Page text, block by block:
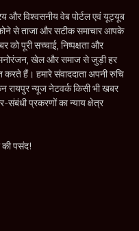
और विश्वसनीय वेब पोर्टल एवं यूट्यूब
से ताजा और सटीक समाचार आपके
को पूरी सच्चाई, निष्पक्षता और
मनोरंजन, खेल और समाज से जुड़ी हर
हैं। हमारे संवाददाता अपनी रुचि
रायपुर न्यूज नेटवर्क किसी भी खबर
संबंधी प्रकरणों का न्याय क्षेत्र
की पसंद!